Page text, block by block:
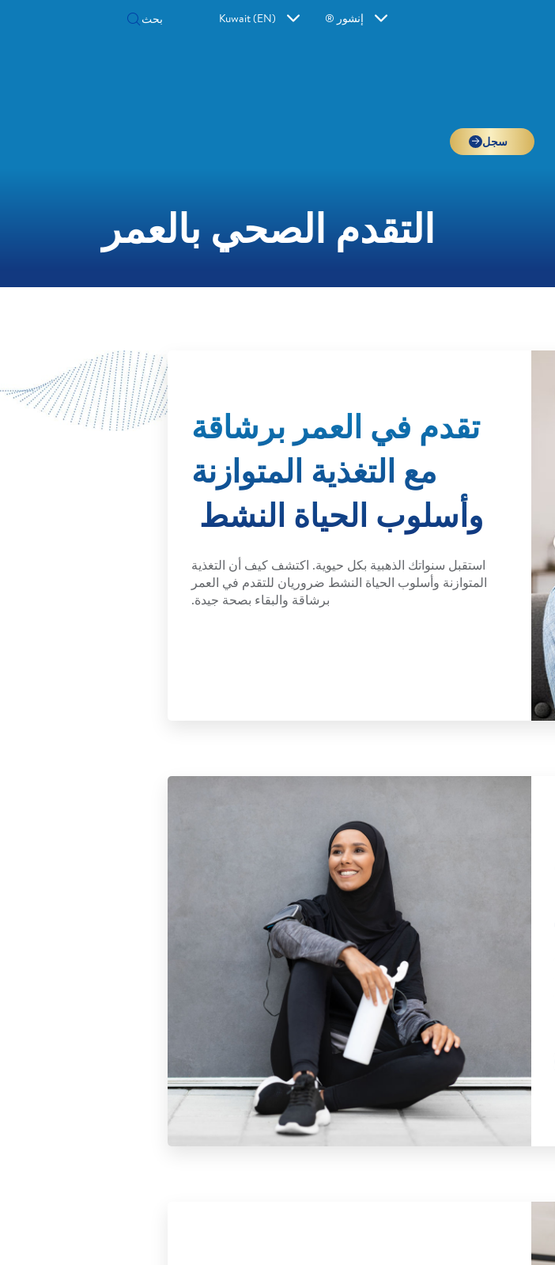
إنشور ® Kuwait (EN)
سجل
التقدم الصحي بالعمر
تقدم في العمر برشاقة
مع التغذية المتوازنة
وأسلوب الحياة النشط
استقبل سنواتك الذهبية بكل حيوية. اكتشف كيف أن التغذية
المتوازنة وأسلوب الحياة النشط ضروريان للتقدم في العمر
برشاقة والبقاء بصحة جيدة.